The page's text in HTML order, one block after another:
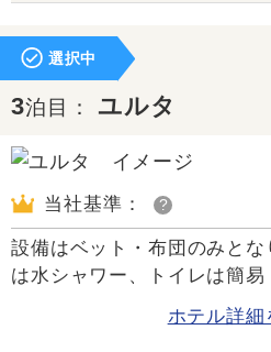
選択中
3泊目： ユルタ
当社基準： ?
設備はベット・布団のみと
は水シャワー、トイレは簡易
ホテル詳細